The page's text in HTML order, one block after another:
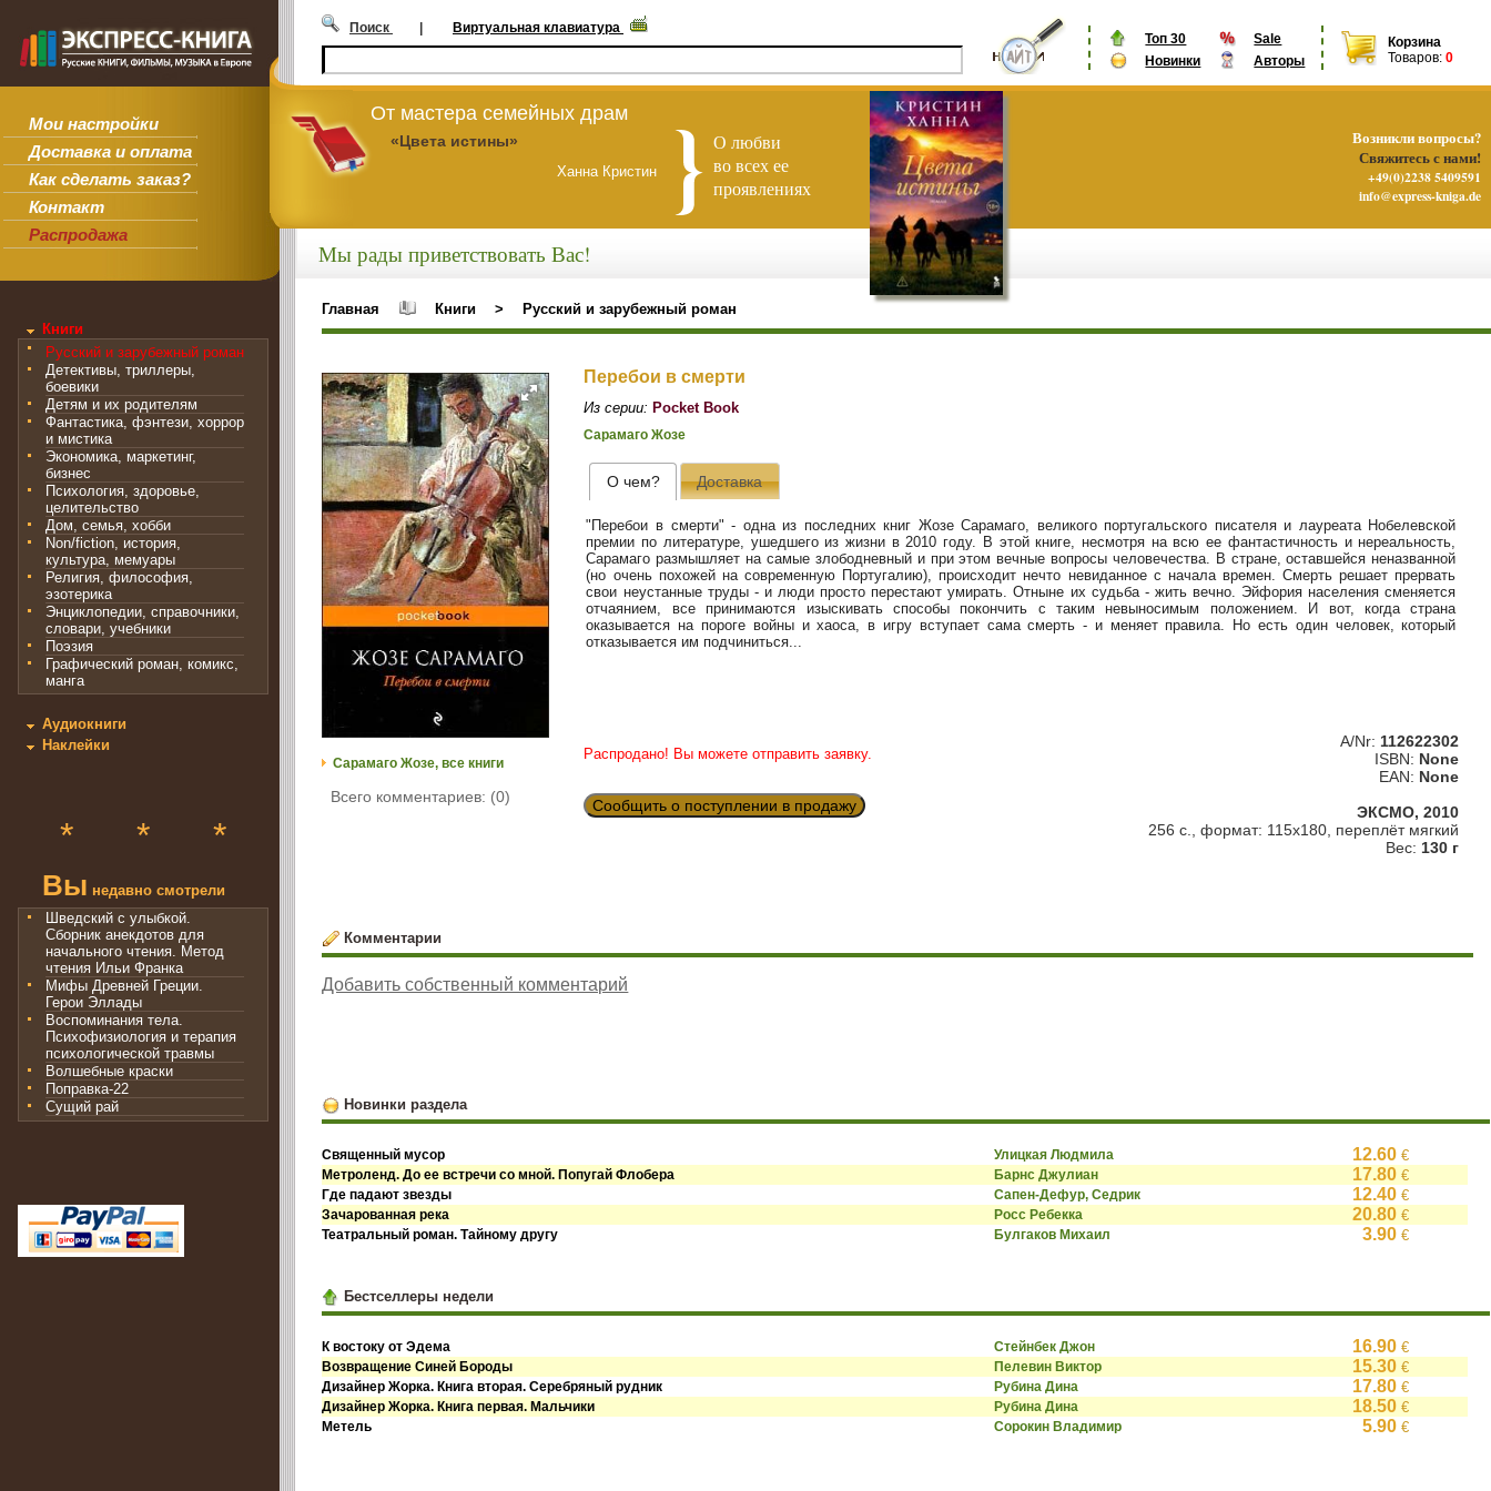
Мои настройки
Доставка и оплата
Как сделать заказ?
Контакт
Распродажа
Топ 30
Sale
Новинки
Авторы
Корзина
Товаров: 0
Поиск | Виртуальная клавиатура
От мастера семейных драм
«Цвета истины»
Ханна Кристин
О любви
во всех ее
проявлениях
Книги
Русский и зарубежный роман
Детективы, триллеры,
боевики
Детям и их родителям
Фантастика, фэнтези, хоррор
и мистика
Экономика, маркетинг,
бизнес
Психология, здоровье,
целительство
Дом, семья, хобби
Non/fiction, история,
культура, мемуары
Религия, философия,
эзотерика
Энциклопедии, справочники,
словари, учебники
Поэзия
Графический роман, комикс,
манга
Аудиокниги
Наклейки
* * *
Вы недавно смотрели
Шведский с улыбкой.
Сборник анекдотов для
начального чтения. Метод
чтения Ильи Франка
Мифы Древней Греции.
Герои Эллады
Воспоминания тела.
Психофизиология и терапия
психологической травмы
Волшебные краски
Поправка-22
Сущий рай
Мы рады приветствовать Вас!
Главная Книги > Русский и зарубежный роман
Сарамаго Жозе, все книги
Всего комментариев: (0)
Перебои в смерти
Из серии: Pocket Book
Сарамаго Жозе
О чем? Доставка
"Перебои в смерти" - одна из последних книг Жозе Сарамаго, великого португальского писателя и лауреата Нобелевской
премии по литературе, ушедшего из жизни в 2010 году. В этой книге, несмотря на всю ее фантастичность и нереальность,
Сарамаго размышляет на самые злободневный и при этом вечные вопросы человечества. В стране, оставшейся неназванной
(но очень похожей на современную Португалию), происходит нечто невиданное с начала времен. Смерть решает прервать
свои неустанные труды - и люди просто перестают умирать. Отныне их судьба - жить вечно. Эйфория населения сменяется
отчаянием, все принимаются изыскивать способы покончить с таким невыносимым положением. И вот, когда страна
оказывается на пороге войны и хаоса, в игру вступает сама смерть - и меняет правила. Но есть один человек, который
отказывается им подчиниться...
Распродано! Вы можете отправить заявку.
Сообщить о поступлении в продажу
A/Nr: 112622302
ISBN: None
EAN: None
ЭКСМО, 2010
256 с., формат: 115х180, переплёт мягкий
Вес: 130 г
Комментарии
Добавить собственный комментарий
Новинки раздела
Священный мусор Улицкая Людмила 12.60€
Метроленд. До ее встречи со мной. Попугай Флобера Барнс Джулиан 17.80€
Где падают звезды Сапен-Дефур, Седрик 12.40€
Зачарованная река Росс Ребекка 20.80€
Театральный роман. Тайному другу Булгаков Михаил 3.90€
Бестселлеры недели
К востоку от Эдема Стейнбек Джон 16.90€
Возвращение Синей Бороды Пелевин Виктор 15.30€
Дизайнер Жорка. Книга вторая. Серебряный рудник Рубина Дина 17.80€
Дизайнер Жорка. Книга первая. Мальчики Рубина Дина 18.50€
Метель Сорокин Владимир 5.90€
Возникли вопросы?
Свяжитесь с нами!
+49(0)2238 5409591
info@express-kniga.de